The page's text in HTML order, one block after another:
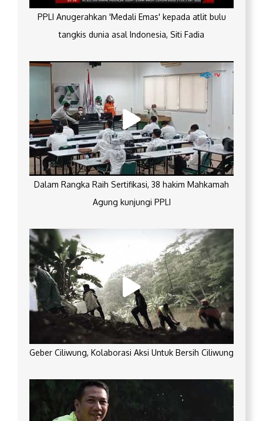
PPLI Anugerahkan 'Medali Emas' kepada atlit bulu
tangkis dunia asal Indonesia, Siti Fadia
Dalam Rangka Raih Sertifikasi, 38 hakim Mahkamah
Agung kunjungi PPLI
Geber Ciliwung, Kolaborasi Aksi Untuk Bersih Ciliwung